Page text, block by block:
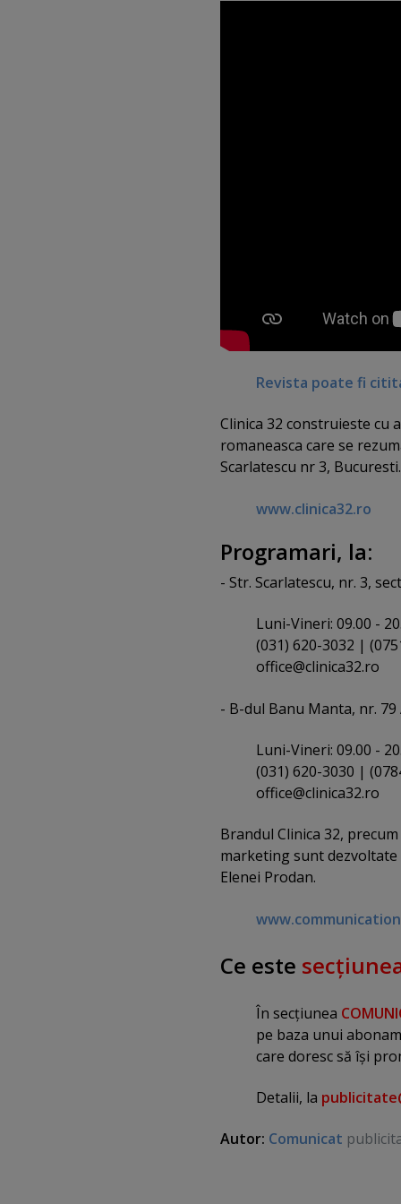
In a sasea emisiune,
de la Dr. Ingrid Badulescu
sanatos si sa devina
problemelor dentare.
Totul sub un singur
Pacientii beneficiaza de
costuri eficientizate si
implant sunt manoperele
ofera solutie fiecarui
are 100% sansa sa aiba
Incepand cu 9
precum si pe
proiect realizat de
exclusiv mediului
Acesta nu este primul
oficial Clinica 32, pacientii
Revista poate fi
Clinica 32 construieste cu
romaneasca care se
Scarlatescu nr 3,
www.clinica32.ro
Programari, la:
- Str. Scarlatescu, nr. 3,
Luni-Vineri: 09.00 -
(031) 620-3032 |
office@clinica32.ro
- B-dul Banu Manta, nr.
Luni-Vineri: 09.00 -
(031) 620-3030 |
office@clinica32.ro
Brandul Clinica 32,
marketing sunt dezvoltate
Elenei Prodan.
Ce este
În secţiunea
pe baza unui
care doresc să îşi
Detalii, la
Autor: Comunicat